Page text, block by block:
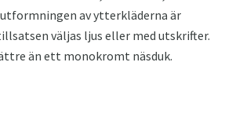
av ytterkläderna är
väljas ljus eller med utskrifter.
än ett monokromt näsduk.